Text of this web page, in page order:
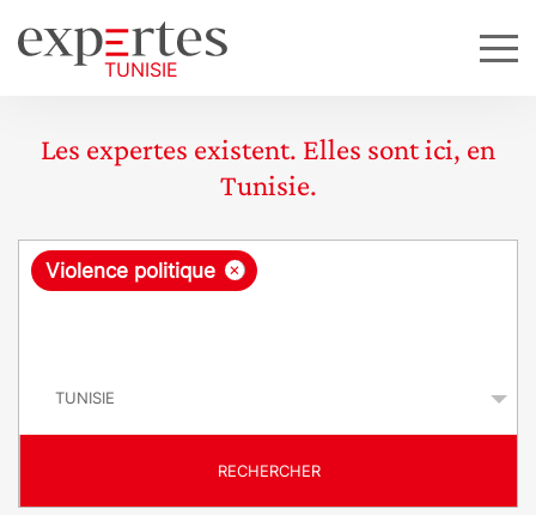
Les expertes existent. Elles sont ici, en
Tunisie.
R
ê
×
Violence politique
RECHERCHER